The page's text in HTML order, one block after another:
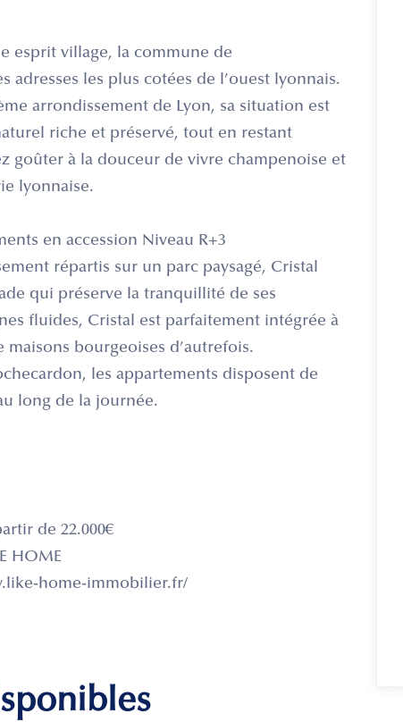
esprit village, la commune de
adresses les plus cotées de l’ouest lyonnais.
arrondissement de Lyon, sa situation est
riche et préservé, tout en restant
goûter à la douceur de vivre champenoise et
lyonnaise.
en accession Niveau R+3
répartis sur un parc paysagé, Cristal
qui préserve la tranquillité de ses
fluides, Cristal est parfaitement intégrée à
bourgeoises d’autrefois.
les appartements disposent de
long de la journée.
de 22.000€
HOME
home-immobilier.fr/